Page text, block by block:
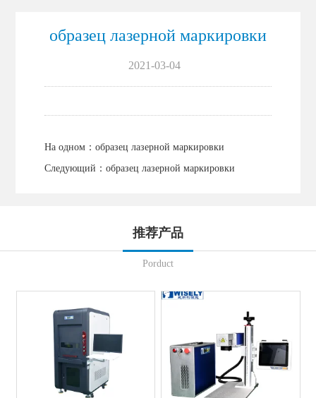
образец лазерной маркировки
2021-03-04
На одном： образец лазерной маркировки
Следующий： образец лазерной маркировки
推荐产品
Porduct